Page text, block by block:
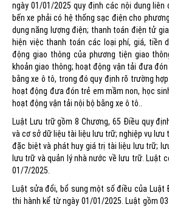
ngày 01/01/2025 quy định các nội dung liên
bến xe phải có hệ thống sạc điện cho
dụng năng lượng điện; thanh toán điện tử
hiện việc thanh toán các loại phí, giá, tiền
động giao thông của phương tiện giao
khoản giao thông; hoạt động vận tải đưa
bằng xe ô tô, trong đó quy định rõ trường
hoạt động đưa đón trẻ em mầm non, học
hoạt động vận tải nội bộ bằng xe ô tô..
Luật Lưu trữ gồm 8 Chương, 65 Điều quy
và cơ sở dữ liệu tài liệu lưu trữ; nghiệp vụ
đặc biệt và phát huy giá trị tài liệu lưu trữ;
lưu trữ và quản lý nhà nước về lưu trữ. Luật
01/7/2025.
Luật sửa đổi, bổ sung một số điều của
thi hành kể từ ngày 01/01/2025. Luật gồm